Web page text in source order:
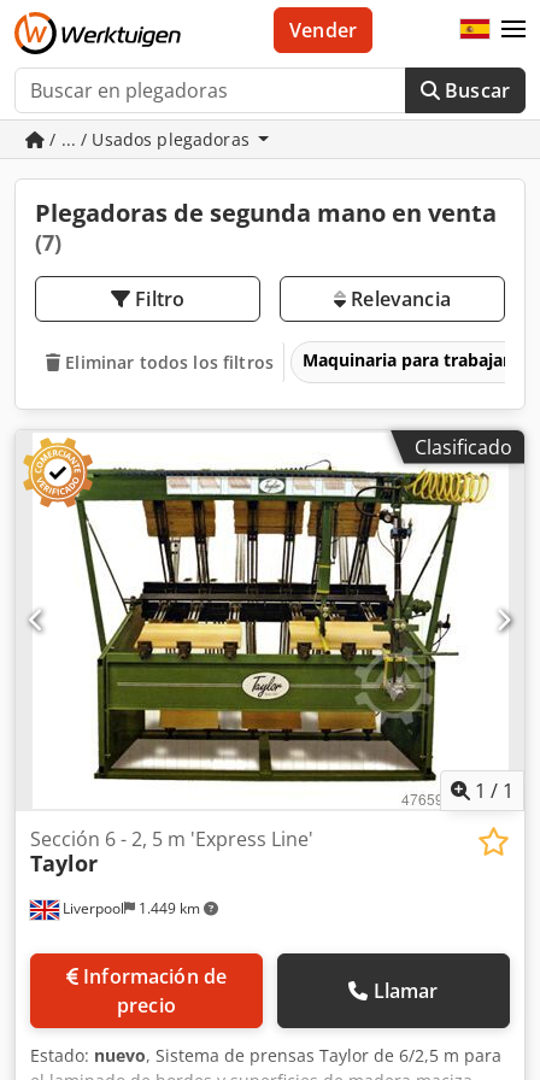
Buscar
Vender
/ ... / Usados plegadoras
Plegadoras de segunda mano en venta
(7)
Filtro Relevancia
Eliminar todos los filtros Maquinaria para trabajar la
Clasificado
1 / 1
Liverpool 1.449 km
Sección 6 - 2, 5 m 'Express Line'
Taylor
Información de
precio
Llamar
Estado: nuevo, Sistema de prensas Taylor de 6/2,5 m para